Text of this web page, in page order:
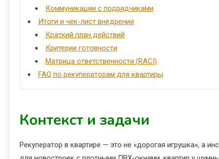
Коммуникации с подрядчиками
Итоги и чек-лист внедрения
Краткий план действий
Критерии готовности
Матрица ответственности (RACI)
FAQ по рекуператорам для квартиры
Контекст и задачи
Рекуператор в квартире — это не «дорогая игрушка», а